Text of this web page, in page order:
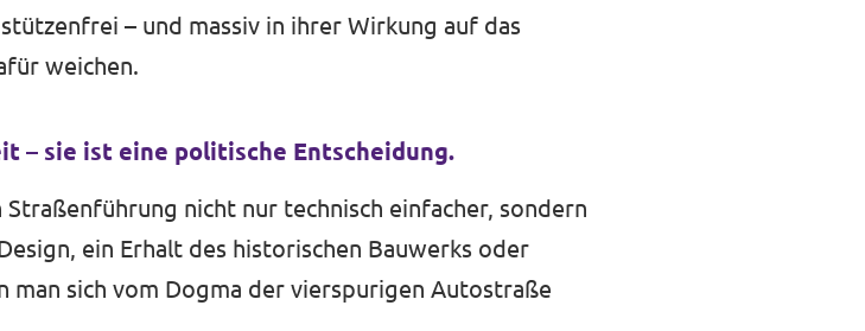
– und massiv in ihrer Wirkung auf das
weichen.
– sie ist eine politische Entscheidung.
nicht nur technisch einfacher, sondern
ein Erhalt des historischen Bauwerks oder
man sich vom Dogma der vierspurigen Autostraße